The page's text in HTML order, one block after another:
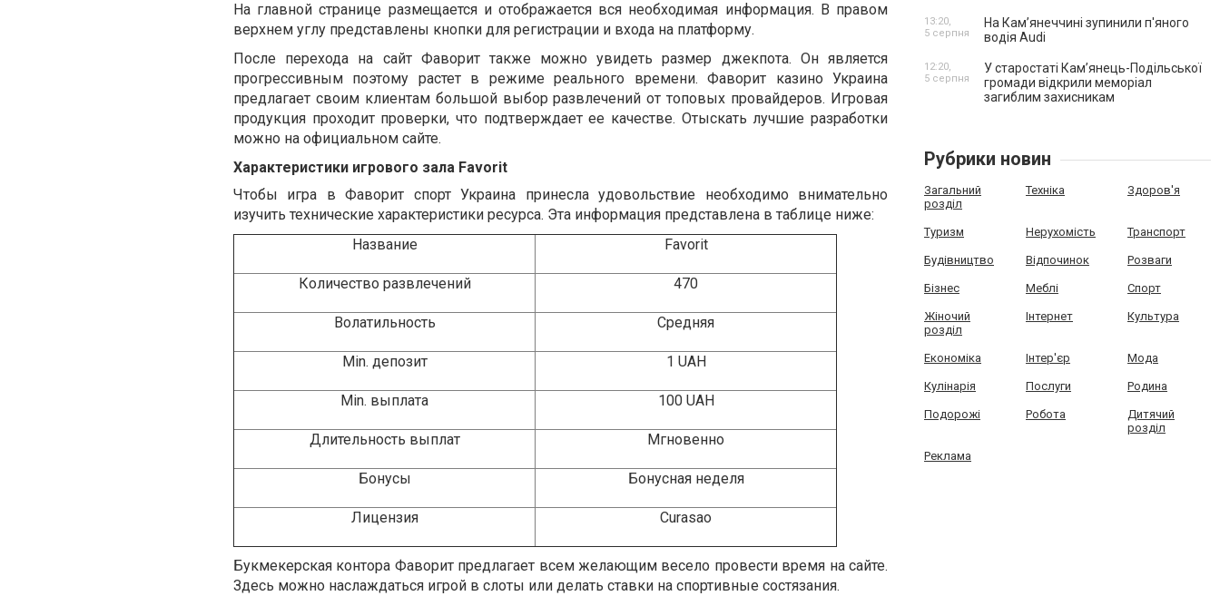
На главной странице размещается и отображается вся необходимая информация. В правом
верхнем углу представлены кнопки для регистрации и входа на платформу.
После перехода на сайт Фаворит также можно увидеть размер джекпота. Он является
прогрессивным поэтому растет в режиме реального времени. Фаворит казино Украина
предлагает своим клиентам большой выбор развлечений от топовых провайдеров. Игровая
продукция проходит проверки, что подтверждает ее качестве. Отыскать лучшие разработки
можно на официальном сайте.
Характеристики игрового зала Favorit
Чтобы игра в Фаворит спорт Украина принесла удовольствие необходимо внимательно
изучить технические характеристики ресурса. Эта информация представлена в таблице ниже:
Название
Favorit
Количество развлечений 470
Волатильность Средняя
Min. депозит 1 UAH
Min. выплата 100 UAH
Длительность выплат Мгновенно
Бонусы Бонусная неделя
Лицензия Curasao
Букмекерская контора Фаворитпредлагает всем желающим весело провести время на сайте.
Здесь можно наслаждаться игрой в слоты или делать ставки на спортивные состязания.
На Камʼянеччині зупинили п'яного
водія Audi
13:20,
5 серпня
У старостаті Кам’янець-Подільської
громади відкрили меморіал
загиблим захисникам
12:20,
5 серпня
Рубрики новин
Загальний
розділ
Техніка Здоров'я
Туризм Нерухомість Транспорт
Будівництво Відпочинок Розваги
Бізнес Меблі Спорт
Жіночий
розділ
Інтернет Культура
Економіка Інтер'єр Мода
Кулінарія Послуги Родина
Подорожі Робота
Дитячий
розділ
Реклама